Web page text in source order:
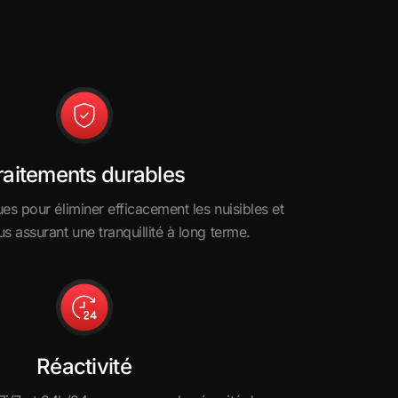
durables
pour éliminer efficacement les nuisibles et
assurant une tranquillité à long terme.
Réactivité